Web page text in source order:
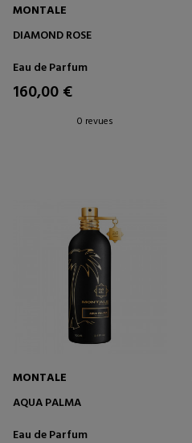
MONTALE
DIAMOND ROSE
Eau de Parfum
160,00 €
0 revues
MONTALE
AQUA PALMA
Eau de Parfum